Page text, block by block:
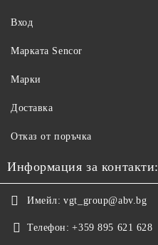
Вход
Maрката Sencor
Марки
Доставка
Отказ от поръчка
Информация за контакти:
Имейл: vgt_group@abv.bg
Телефон: +359 895 621 628